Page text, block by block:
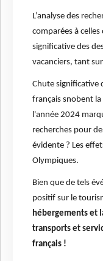
L’analyse des
comparées à
significative des
vacanciers, tant
Chute significative
français snobent
l'année 2024
recherches pour
évidente ? Les
Olympiques.
Bien que de tels
positif sur le
hébergements et
transports et
français !